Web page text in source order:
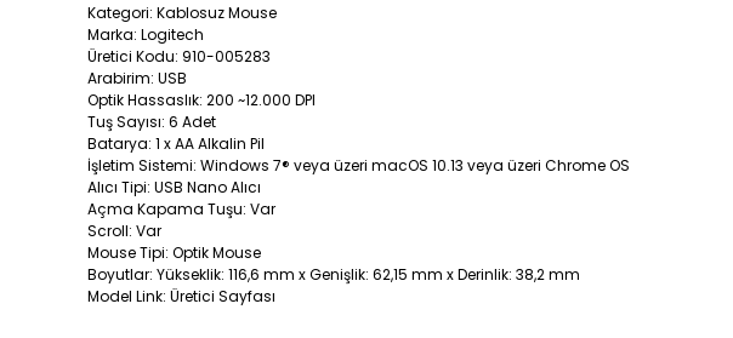
Kategori: Kablosuz Mouse
Marka: Logitech
Üretici Kodu: 910-005283
Arabirim: USB
Optik Hassaslık: 200 ~12.000 DPI
Tuş Sayısı: 6 Adet
Batarya: 1 x AA Alkalin Pil
İşletim Sistemi: Windows 7® veya üzeri macOS 10.13 veya üzeri Chrome OS
Alıcı Tipi: USB Nano Alıcı
Açma Kapama Tuşu: Var
Scroll: Var
Mouse Tipi: Optik Mouse
Boyutlar: Yükseklik: 116,6 mm x Genişlik: 62,15 mm x Derinlik: 38,2 mm
Model Link: Üretici Sayfası